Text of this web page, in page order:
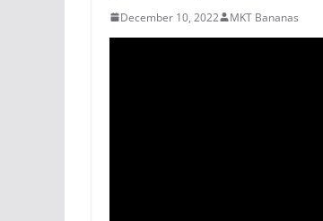
December 10, 2022 MKT Bananas